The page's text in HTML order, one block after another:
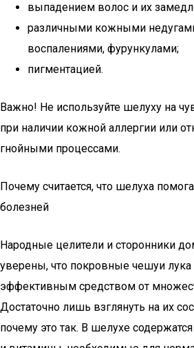
выпадением волос и их
различными кожными
воспалениями, фурункулами;
пигментацией.
Важно! Не используйте шелуху на
при наличии кожной аллергии или
гнойными процессами.
Почему считается, что шелуха
болезней
Народные целители и сторонники
уверены, что покровные чешуи лука
эффективным средством от
Достаточно лишь взглянуть на их
почему это так. В шелухе